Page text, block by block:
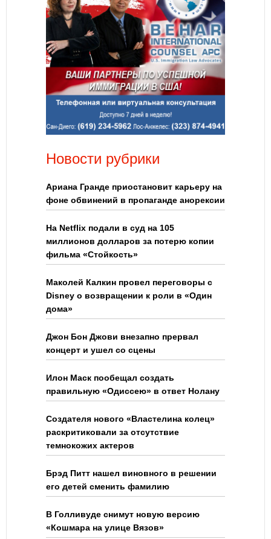
Новости рубрики
Ариана Гранде приостановит карьеру на
фоне обвинений в пропаганде анорексии
На Netflix подали в суд на 105
миллионов долларов за потерю копии
фильма «Стойкость»
Маколей Калкин провел переговоры с
Disney о возвращении к роли в «Один
дома»
Джон Бон Джови внезапно прервал
концерт и ушел со сцены
Илон Маск пообещал создать
правильную «Одиссею» в ответ Нолану
Создателя нового «Властелина колец»
раскритиковали за отсутствие
темнокожих актеров
Брэд Питт нашел виновного в решении
его детей сменить фамилию
В Голливуде снимут новую версию
«Кошмара на улице Вязов»